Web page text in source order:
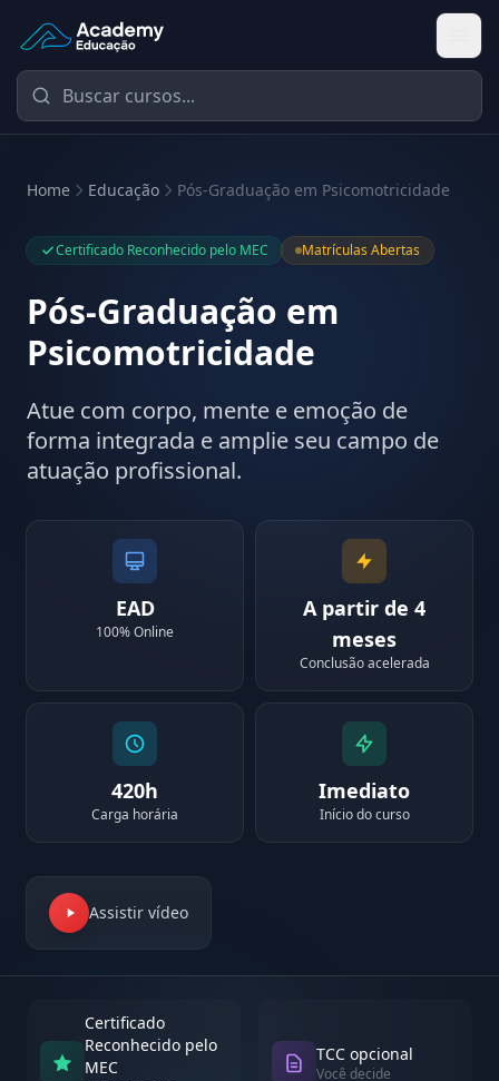
Academy Educação — Página Inicial
Home Educação Pós-Graduação em Psicomotricidade
Certificado Reconhecido pelo MEC Matrículas Abertas
Pós-Graduação em
Psicomotricidade
Atue com corpo, mente e emoção de
forma integrada e amplie seu campo de
atuação profissional.
EAD
100% Online
A partir de 4
meses
Conclusão acelerada
420h
Carga horária
Imediato
Início do curso
Assistir vídeo
Certificado
Reconhecido pelo
MEC
TCC opcional
Você decide